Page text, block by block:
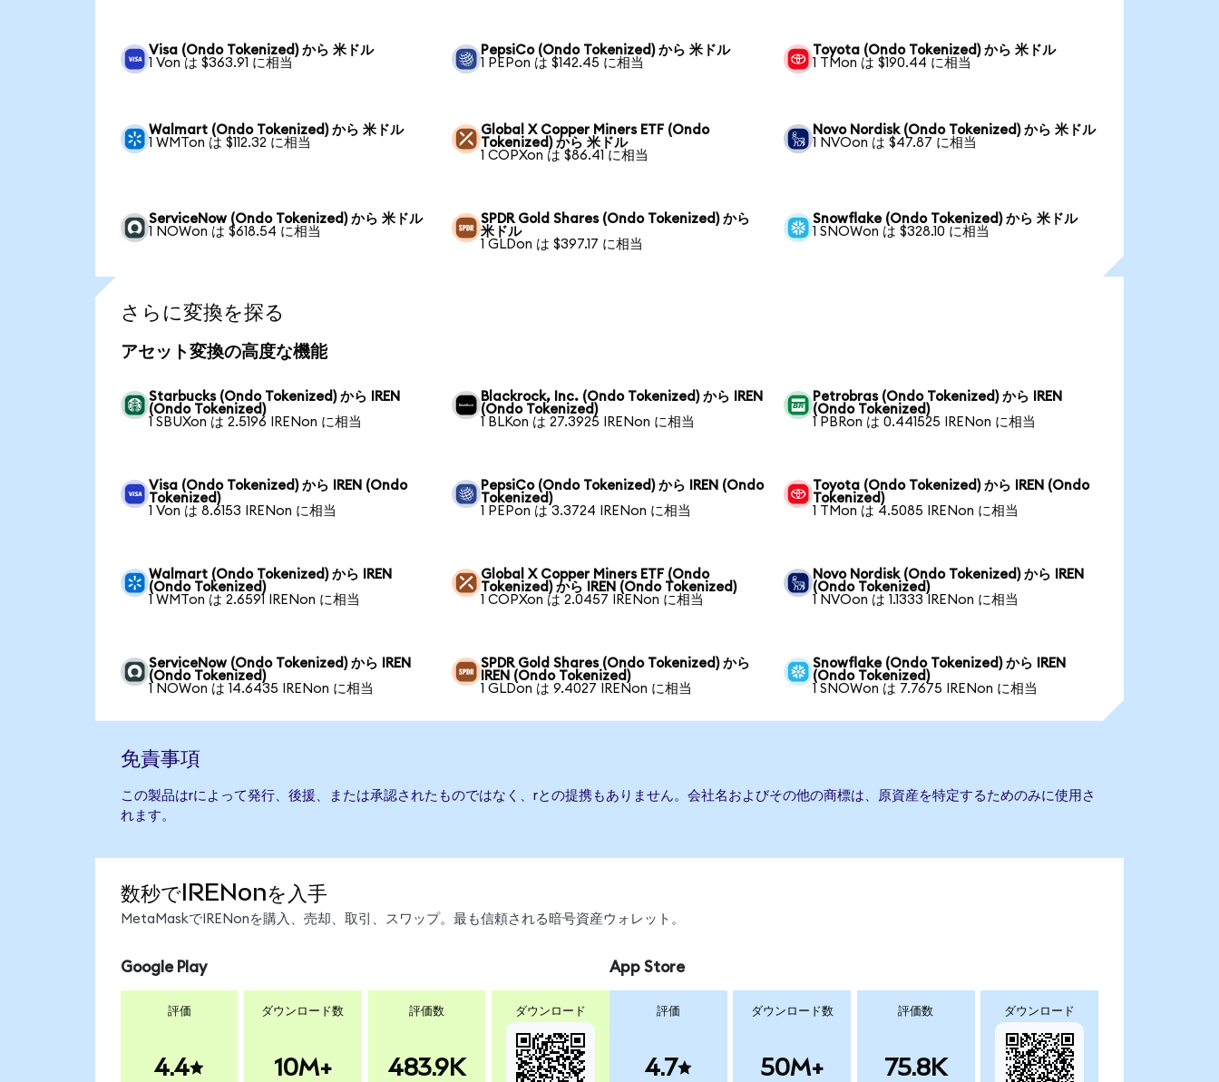
Visa (Ondo Tokenized) から 米ドル
1 Von は $363.91 に相当
PepsiCo (Ondo Tokenized) から 米ドル
1 PEPon は $142.45 に相当
Toyota (Ondo Tokenized) から 米ドル
1 TMon は $190.44 に相当
Walmart (Ondo Tokenized) から 米ドル
1 WMTon は $112.32 に相当
Global X Copper Miners ETF (Ondo
Tokenized) から 米ドル
1 COPXon は $86.41 に相当
Novo Nordisk (Ondo Tokenized) から 米ドル
1 NVOon は $47.87 に相当
ServiceNow (Ondo Tokenized) から 米ドル
1 NOWon は $618.54 に相当
SPDR Gold Shares (Ondo Tokenized) から
米ドル
1 GLDon は $397.17 に相当
Snowflake (Ondo Tokenized) から 米ドル
1 SNOWon は $328.10 に相当
さらに変換を探る
アセット変換の高度な機能
Starbucks (Ondo Tokenized) から IREN
(Ondo Tokenized)
1 SBUXon は 2.5196 IRENon に相当
Blackrock, Inc. (Ondo Tokenized) から IREN
(Ondo Tokenized)
1 BLKon は 27.3925 IRENon に相当
Petrobras (Ondo Tokenized) から IREN
(Ondo Tokenized)
1 PBRon は 0.441525 IRENon に相当
Visa (Ondo Tokenized) から IREN (Ondo
Tokenized)
1 Von は 8.6153 IRENon に相当
PepsiCo (Ondo Tokenized) から IREN (Ondo
Tokenized)
1 PEPon は 3.3724 IRENon に相当
Toyota (Ondo Tokenized) から IREN (Ondo
Tokenized)
1 TMon は 4.5085 IRENon に相当
Walmart (Ondo Tokenized) から IREN
(Ondo Tokenized)
1 WMTon は 2.6591 IRENon に相当
Global X Copper Miners ETF (Ondo
Tokenized) から IREN (Ondo Tokenized)
1 COPXon は 2.0457 IRENon に相当
Novo Nordisk (Ondo Tokenized) から IREN
(Ondo Tokenized)
1 NVOon は 1.1333 IRENon に相当
ServiceNow (Ondo Tokenized) から IREN
(Ondo Tokenized)
1 NOWon は 14.6435 IRENon に相当
SPDR Gold Shares (Ondo Tokenized) から
IREN (Ondo Tokenized)
1 GLDon は 9.4027 IRENon に相当
Snowflake (Ondo Tokenized) から IREN
(Ondo Tokenized)
1 SNOWon は 7.7675 IRENon に相当
免責事項
この製品はrによって発行、後援、または承認されたものではなく、rとの提携もありません。会社名およびその他の商標は、原資産を特定するためのみに使用さ
れます。
数秒でIRENonを入手
MetaMaskでIRENonを購入、売却、取引、スワップ。最も信頼される暗号資産ウォレット。
Google Play
評価
4.4
ダウンロード数
10M+
評価数
483.9K
ダウンロード
App Store
評価
4.7
ダウンロード数
50M+
評価数
75.8K
ダウンロード